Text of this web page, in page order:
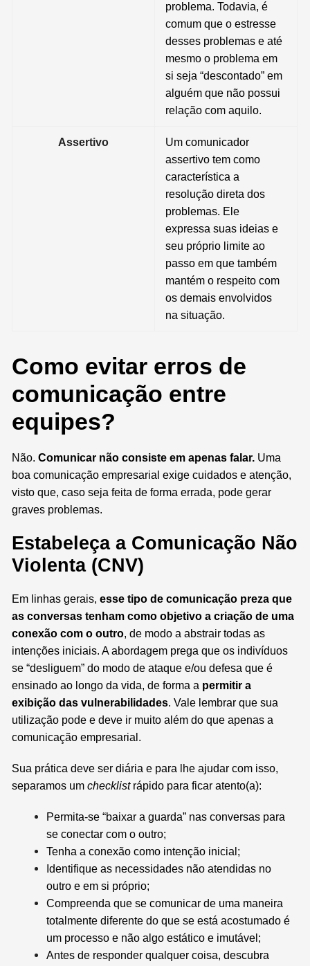
problema. Todavia, é
comum que o estresse
desses problemas e até
mesmo o problema em
si seja “descontado” em
alguém que não possui
relação com aquilo.
Assertivo
Um comunicador
assertivo tem como
característica a
resolução direta dos
problemas. Ele
expressa suas ideias e
seu próprio limite ao
passo em que também
mantém o respeito com
os demais envolvidos
na situação.
Como evitar erros de
comunicação entre
equipes?
Não.Comunicar não consiste em apenas falar. Uma
boa comunicação empresarial exige cuidados e atenção,
visto que, caso seja feita de forma errada, pode gerar
graves problemas.
Estabeleça a Comunicação Não
Violenta (CNV)
Em linhas gerais,esse tipo de comunicação preza que
as conversas tenham como objetivo a criação de uma
conexão com o outro, de modo a abstrair todas as
intenções iniciais. A abordagem prega que os indivíduos
se “desliguem” do modo de ataque e/ou defesa que é
ensinado ao longo da vida, de forma a permitir a
exibição das vulnerabilidades. Vale lembrar que sua
utilização pode e deve ir muito além do que apenas a
comunicação empresarial.
Sua prática deve ser diária e para lhe ajudar com isso,
separamos umchecklistrápido para ficar atento(a):
Permita-se “baixar a guarda” nas conversas para
se conectar com o outro;
Tenha a conexão como intenção inicial;
Identifique as necessidades não atendidas no
outro e em si próprio;
Compreenda que se comunicar de uma maneira
totalmente diferente do que se está acostumado é
um processo e não algo estático e imutável;
Antes de responder qualquer coisa, descubra